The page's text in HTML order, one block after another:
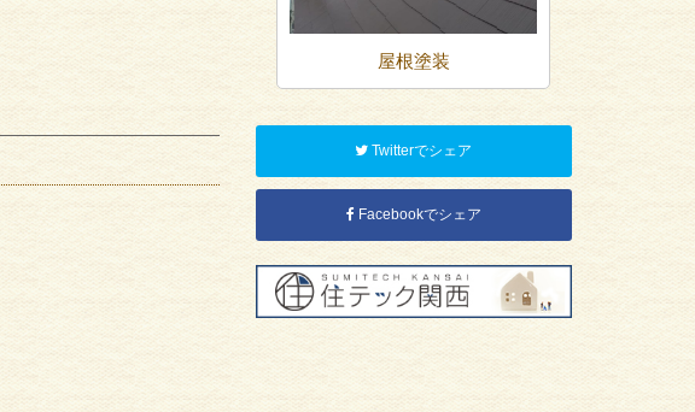
外壁塗装 屋根塗装
Twitterでシェア
Facebookでシェア